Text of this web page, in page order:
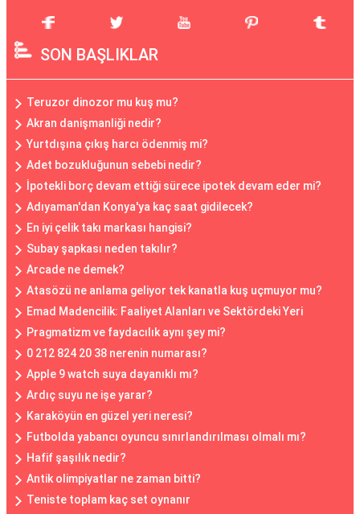
SON BAŞLIKLAR
Teruzor dinozor mu kuş mu?
Akran danişmanliği nedir?
Yurtdışına çıkış harcı ödenmiş mi?
Adet bozukluğunun sebebi nedir?
İpotekli borç devam ettiği sürece ipotek devam eder mi?
Adıyaman'dan Konya'ya kaç saat gidilecek?
En iyi çelik takı markası hangisi?
Subay şapkası neden takılır?
Arcade ne demek?
Atasözü ne anlama geliyor tek kanatla kuş uçmuyor mu?
Emad Madencilik: Faaliyet Alanları ve Sektördeki Yeri
Pragmatizm ve faydacılık aynı şey mi?
0 212 824 20 38 nerenin numarası?
Apple 9 watch suya dayanıklı mı?
Ardıç suyu ne işe yarar?
Karaköyün en güzel yeri neresi?
Futbolda yabancı oyuncu sınırlandırılması olmalı mı?
Hafif şaşılık nedir?
Antik olimpiyatlar ne zaman bitti?
Teniste toplam kaç set oynanır